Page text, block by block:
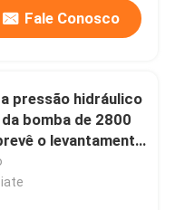
Fale Conosco
pressão hidráulico
bomba de 2800
o levantamento
da tensão